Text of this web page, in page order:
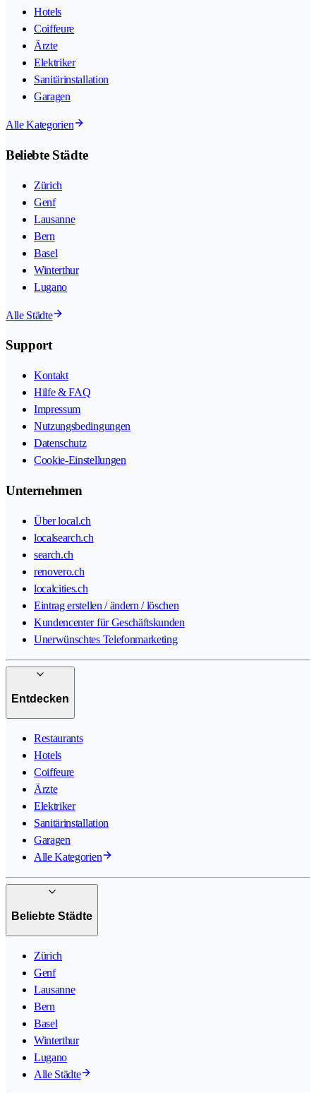
Hotels
Coiffeure
Ärzte
Elektriker
Sanitärinstallation
Garagen
Alle Kategorien
Beliebte Städte
Zürich
Genf
Lausanne
Bern
Basel
Winterthur
Lugano
Alle Städte
Support
Kontakt
Hilfe & FAQ
Impressum
Nutzungsbedingungen
Datenschutz
Cookie-Einstellungen
Unternehmen
Über local.ch
localsearch.ch
search.ch
renovero.ch
localcities.ch
Eintrag erstellen / ändern / löschen
Kundencenter für Geschäftskunden
Unerwünschtes Telefonmarketing
Entdecken
Restaurants
Hotels
Coiffeure
Ärzte
Elektriker
Sanitärinstallation
Garagen
Alle Kategorien
Beliebte Städte
Zürich
Genf
Lausanne
Bern
Basel
Winterthur
Lugano
Alle Städte